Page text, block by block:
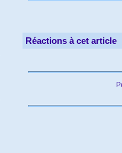
Réactions à cet article